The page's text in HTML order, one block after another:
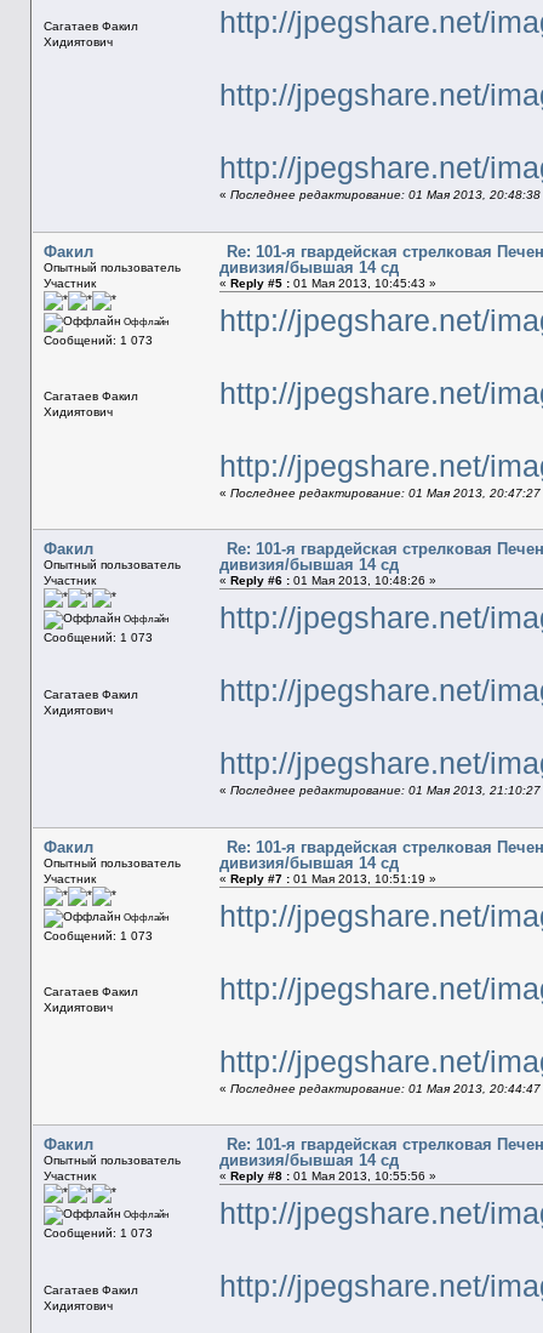
Сагатаев Факил
Хидиятович
http://jpegshare.net/
http://jpegshare.net/
http://jpegshare.net/
« Последнее редактирование: 01 Мая 2013,
Факил
Опытный пользователь
Участник
Оффлайн
Сообщений: 1 073
Сагатаев Факил
Хидиятович
Re: 101-я гвардейская стрелковая
дивизия/бывшая 14 сд
« Reply #5 :01 Мая 2013, 10:45:43 »
http://jpegshare.net/
http://jpegshare.net/
http://jpegshare.net/
« Последнее редактирование: 01 Мая 2013,
Факил
Опытный пользователь
Участник
Оффлайн
Сообщений: 1 073
Сагатаев Факил
Хидиятович
Re: 101-я гвардейская стрелковая
дивизия/бывшая 14 сд
« Reply #6 :01 Мая 2013, 10:48:26 »
http://jpegshare.net/
http://jpegshare.net/
http://jpegshare.net/
« Последнее редактирование: 01 Мая 2013,
Факил
Опытный пользователь
Участник
Оффлайн
Сообщений: 1 073
Сагатаев Факил
Хидиятович
Re: 101-я гвардейская стрелковая
дивизия/бывшая 14 сд
« Reply #7 :01 Мая 2013, 10:51:19 »
http://jpegshare.net/
http://jpegshare.net/
http://jpegshare.net/
« Последнее редактирование: 01 Мая 2013,
Факил
Опытный пользователь
Участник
Оффлайн
Сообщений: 1 073
Сагатаев Факил
Хидиятович
Re: 101-я гвардейская стрелковая
дивизия/бывшая 14 сд
« Reply #8 :01 Мая 2013, 10:55:56 »
http://jpegshare.net/
http://jpegshare.net/